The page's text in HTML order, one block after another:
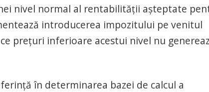
nivel normal al rentabilității așteptate
introducerea impozitului pe venitul
preţuri inferioare acestui nivel nu
în determinarea bazei de calcul a